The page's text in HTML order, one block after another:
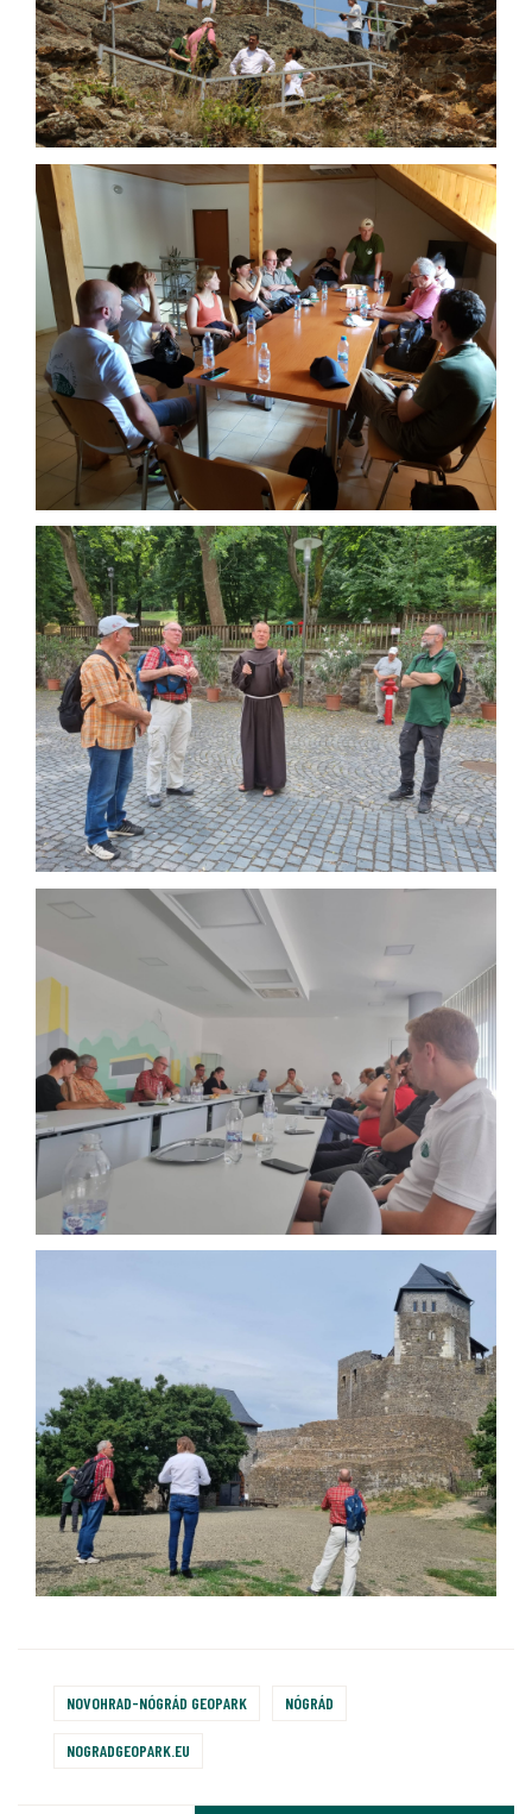
NOVOHRAD-NÓGRÁD GEOPARK NÓGRÁD
NOGRADGEOPARK.EU